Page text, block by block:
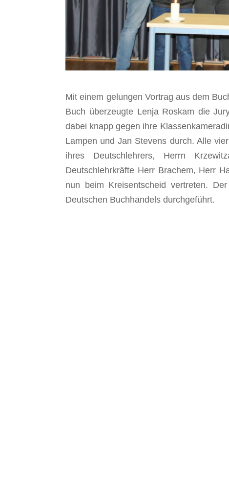
Mit einem gelungen Vortrag aus dem
Buch überzeugte Lenja Roskam die
dabei knapp gegen ihre
Lampen und Jan Stevens durch. Alle
ihres Deutschlehrers, Herrn
Deutschlehrkräfte Herr Brachem, Herr
nun beim Kreisentscheid vertreten.
Deutschen Buchhandels durchgeführt.